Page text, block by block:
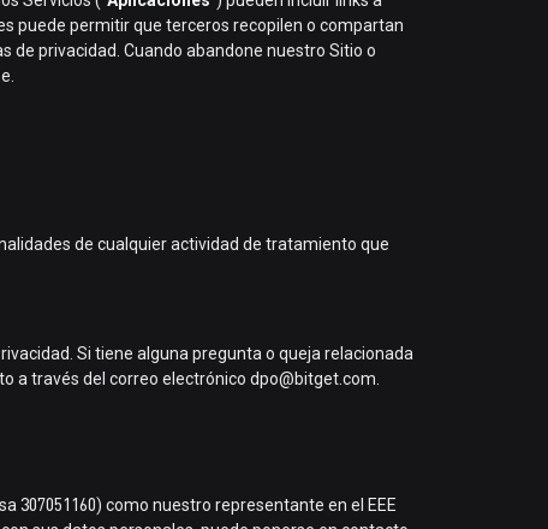
puede permitir que terceros recopilen o compartan
de privacidad. Cuando abandone nuestro Sitio o
de cualquier actividad de tratamiento que
Si tiene alguna pregunta o queja relacionada
a través del correo electrónico dpo@bitget.com.
307051160) como nuestro representante en el EEE